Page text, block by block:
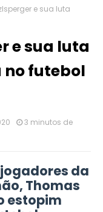
e sua luta
e sua luta
futebol
3 minutos de
da
Thomas
estopim